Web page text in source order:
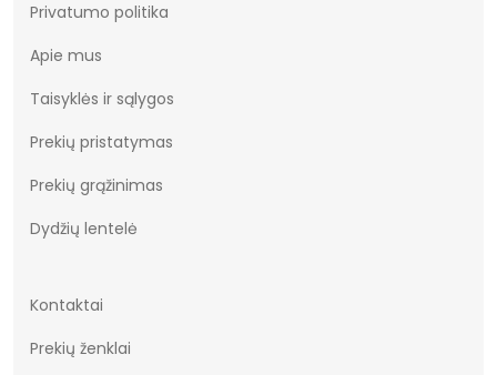
Privatumo politika
Apie mus
Taisyklės ir sąlygos
Prekių pristatymas
Prekių grąžinimas
Dydžių lentelė
Kontaktai
Prekių ženklai